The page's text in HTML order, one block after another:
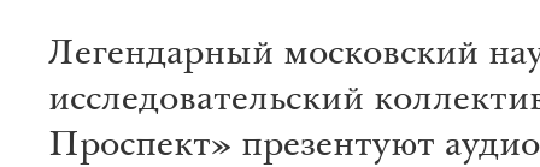
Легендарный московский
исследовательский
Проспект» презентуют